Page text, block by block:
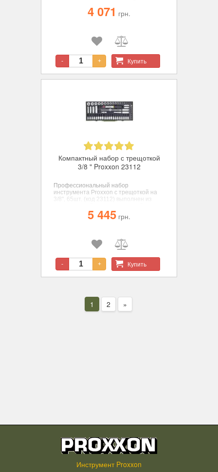
требовательным профессиональным
пользователям. Proxxon отличаются
по твердости и максимальному
крутящему моменту.
4 071 грн.
- + Купить
Компактный набор с трещоткой
3/8 " Proxxon 23112
Профессиональный набор
инструмента Proxxon с трещоткой на
3/8", 65шт. (код 23112) выполнен из
CrV 31 CrV3 с содержанием
соединений углерода для сохранения
5 445 грн.
- + Купить
1 2 »
Инструмент Proxxon